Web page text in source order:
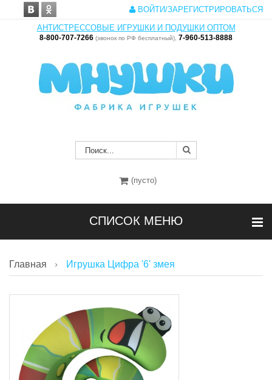
ВОЙТИ/ЗАРЕГИСТРИРОВАТЬСЯ
АНТИСТРЕССОВЫЕ ИГРУШКИ И ПОДУШКИ ОПТОМ
8-800-707-7266 (звонок по РФ бесплатный), 7-960-513-8888
(пусто)
СПИСОК МЕНЮ
Главная Игрушка Цифра '6' змея